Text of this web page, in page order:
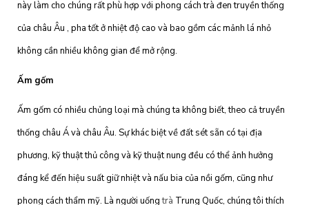
này làm cho chúng rất phù hợp với phong cách trà đen truyền thống
của châu Âu , pha tốt ở nhiệt độ cao và bao gồm các mảnh lá nhỏ
không cần nhiều không gian để mở rộng.
Ấm gốm
Ấm gốm có nhiều chủng loại mà chúng ta không biết, theo cả truyền
thống châu Á và châu Âu. Sự khác biệt về đất sét sẵn có tại địa
phương, kỹ thuật thủ công và kỹ thuật nung đều có thể ảnh hưởng
đáng kể đến hiệu suất giữ nhiệt và nấu bia của nồi gốm, cũng như
phong cách thẩm mỹ. Là người uốngtrà Trung Quốc, chúng tôi thích